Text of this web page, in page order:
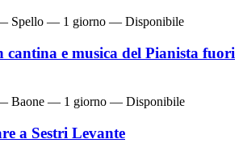
Spello — 1 giorno — Disponibile
cantina e musica del Pianista fuori
Baone — 1 giorno — Disponibile
a Sestri Levante